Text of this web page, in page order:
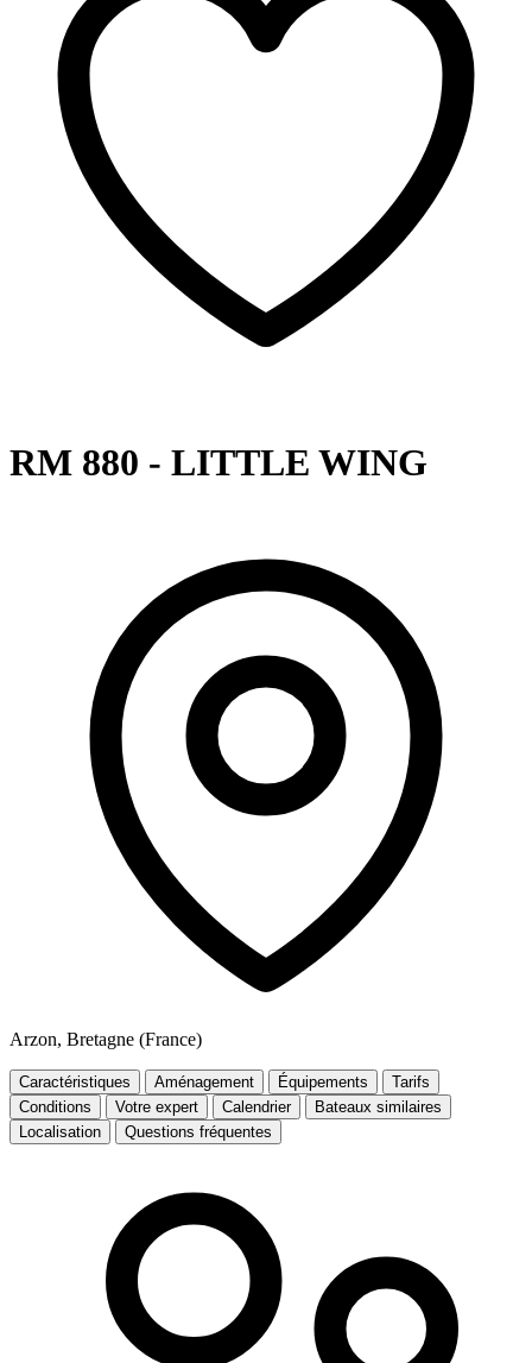
RM 880 - LITTLE WING
Arzon, Bretagne (France)
Caractéristiques Aménagement Équipements
Tarifs
Conditions
Votre expert Calendrier
Bateaux similaires
Localisation
Questions fréquentes